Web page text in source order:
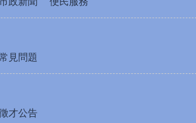
見問題
才公告